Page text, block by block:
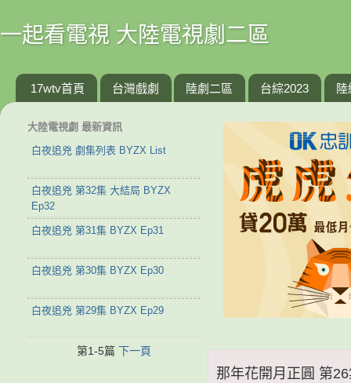
一起看電視 大陸電視劇二區
17wtv首頁 台灣戲劇 陸劇二區 台綜2023 陸
那年花開月正圓 第
大陸電視劇 最新資訊
白夜追兇 劇集列表 BYZX List
白夜追兇 第32集 大結局 BYZX
Ep32
白夜追兇 第31集 BYZX Ep31
白夜追兇 第30集 BYZX Ep30
白夜追兇 第29集 BYZX Ep29
第1-5篇 下一頁